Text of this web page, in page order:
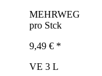
MEHRWEG
pro Stck
9,49 € *
VE 3 L